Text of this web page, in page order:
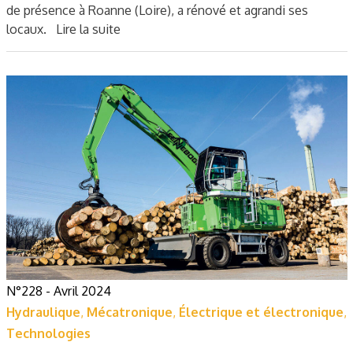
de présence à Roanne (Loire), a rénové et agrandi ses
locaux. Lire la suite
N°228 - Avril 2024
Hydraulique, Mécatronique, Électrique et électronique,
Technologies